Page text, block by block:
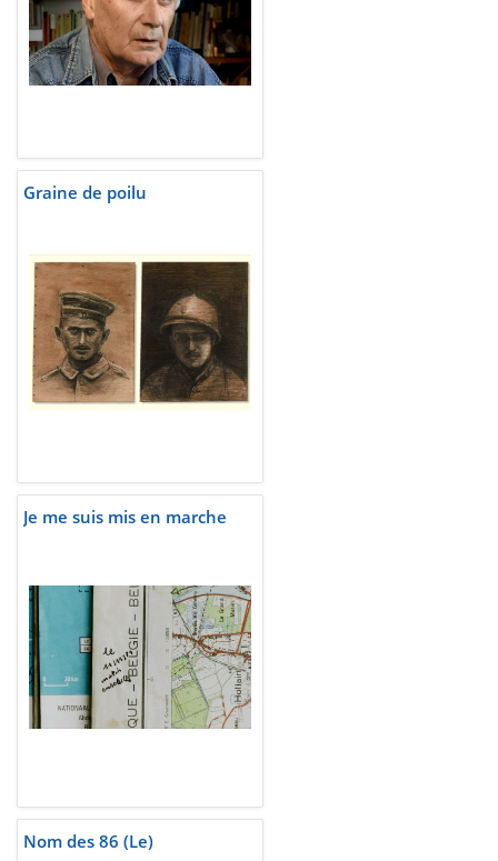
Graine de poilu
Je me suis mis en marche
Nom des 86 (Le)